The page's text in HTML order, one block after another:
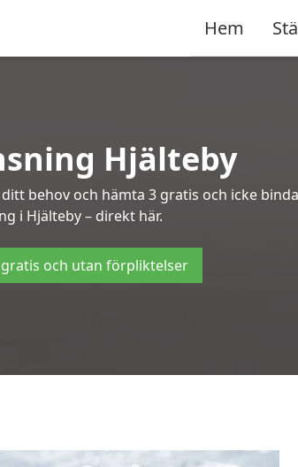
Hem
Hjälteby
behov och hämta 3 gratis och icke
i Hjälteby – direkt här.
och utan förpliktelser